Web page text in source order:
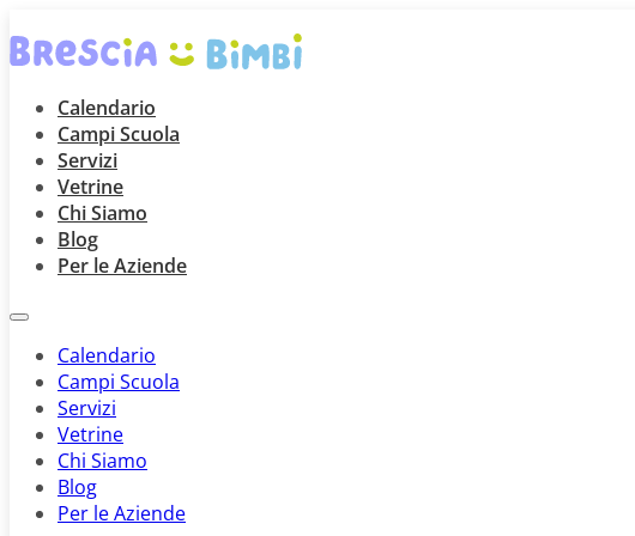
Calendario
Campi Scuola
Servizi
Vetrine
Chi Siamo
Blog
Per le Aziende
Calendario
Campi Scuola
Servizi
Vetrine
Chi Siamo
Blog
Per le Aziende